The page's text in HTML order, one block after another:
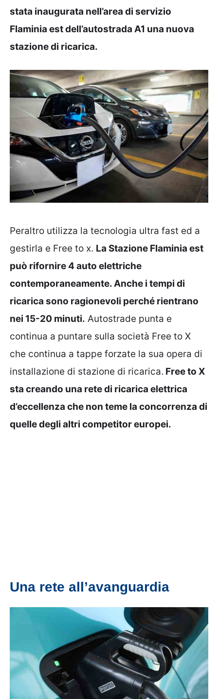
stata inaugurata nell’area di servizio
Flaminia est dell’autostrada A1 una nuova
stazione di ricarica.
Peraltro utilizza la tecnologia ultra fast ed a
gestirla e Free to x. La Stazione Flaminia est
può rifornire 4 auto elettriche
contemporaneamente. Anche i tempi di
ricarica sono ragionevoli perché rientrano
nei 15-20 minuti. Autostrade punta e
continua a puntare sulla società Free to X
che continua a tappe forzate la sua opera di
installazione di stazione di ricarica. Free to X
sta creando una rete di ricarica elettrica
d’eccellenza che non teme la concorrenza di
quelle degli altri competitor europei.
Una rete all’avanguardia